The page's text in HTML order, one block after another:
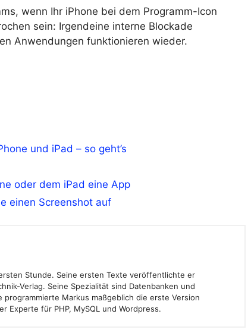
wenn Ihr iPhone bei dem Programm-Icon
sein: Irgendeine interne Blockade
Anwendungen funktionieren wieder.
und iPad – so geht’s
oder dem iPad eine App
einen Screenshot auf
Stunde. Seine ersten Texte veröffentlichte er
Verlag. Seine Spezialität sind Datenbanken und
programmierte Markus maßgeblich die erste Version
Experte für PHP, MySQL und Wordpress.